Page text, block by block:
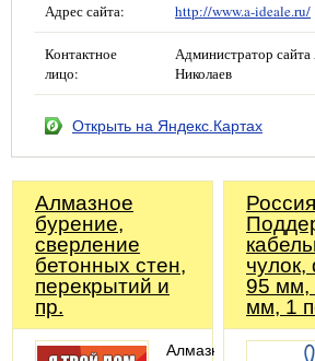
Адрес сайта: http://www.a-ideale.ru/
Контактное
лицо:
Администратор сайта
Николаев
Открыть на Яндекс.Картах
Алмазное
бурение,
cверление
бетонных стен,
перекрытий и
пр.
Алмазное
Россия
чулок,
95 мм,
мм, 1